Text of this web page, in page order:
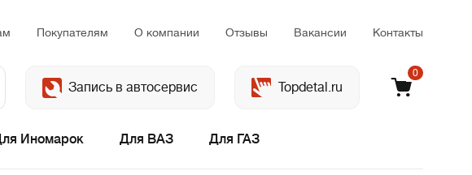
Покупателям О компании Отзывы Вакансии Контакты
Запись в автосервис Topdetal.ru
0
Иномарок Для ВАЗ Для ГАЗ